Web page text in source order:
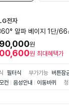
전자
알파 베이지 1단/66
원
원 최대혜택가
필터식 부가기능 버튼잠
컨 음성안내 이동바퀴